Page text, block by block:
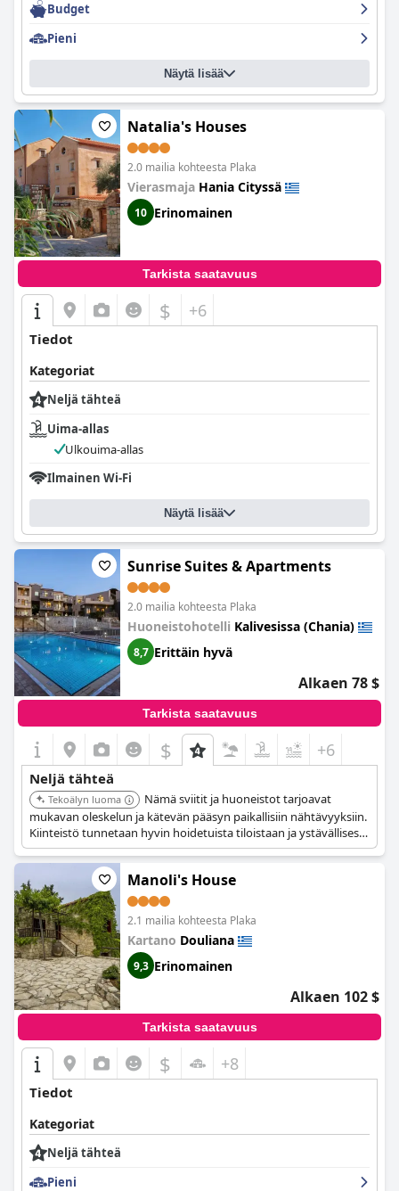
Budget
Pieni
Näytä lisää
Natalia's Houses
2.0 mailia kohteesta Plaka
Vierasmaja Hania Cityssä
10 Erinomainen
Tarkista saatavuus
$ +6
Tiedot
Kategoriat
Neljä tähteä
Uima-allas
Ulkouima-allas
Ilmainen Wi-Fi
Näytä lisää
Sunrise Suites & Apartments
2.0 mailia kohteesta Plaka
Huoneistohotelli Kalivesissa (Chania)
8,7 Erittäin hyvä
Alkaen 78 $
Tarkista saatavuus
$ +6
Neljä tähteä
Tekoälyn luoma
Nämä sviitit ja huoneistot tarjoavat
mukavan oleskelun ja kätevän pääsyn paikallisiin nähtävyyksiin.
Kiinteistö tunnetaan hyvin hoidetuista tiloistaan ja ystävällisestä
palvelustaan, mikä tekee siitä suositun valinnan rentouttavaa
lomaa etsivien matkailijoiden keskuudessa.
Manoli's House
2.1 mailia kohteesta Plaka
Kartano Douliana
9,3 Erinomainen
Alkaen 102 $
Tarkista saatavuus
$ +8
Tiedot
Kategoriat
Neljä tähteä
Pieni